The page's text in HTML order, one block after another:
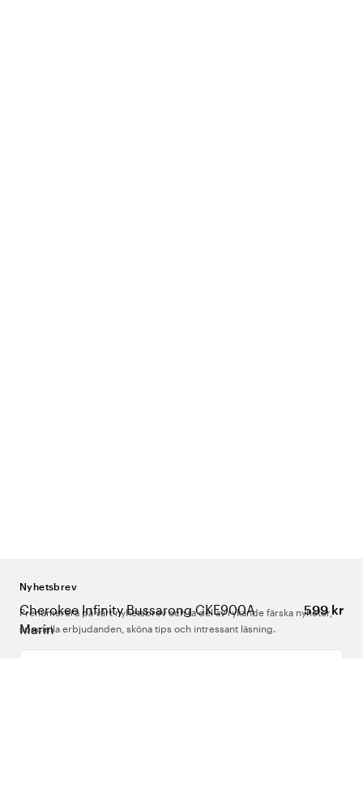
Cherokee Infinity Bussarong CKE900A
Marin
599 kr
Nyhetsbrev
Prenumerera på vårt nyhetsbrev och ta del av rykande färska nyheter,
speciella erbjudanden, sköna tips och intressant läsning.
Ange din e-postadress